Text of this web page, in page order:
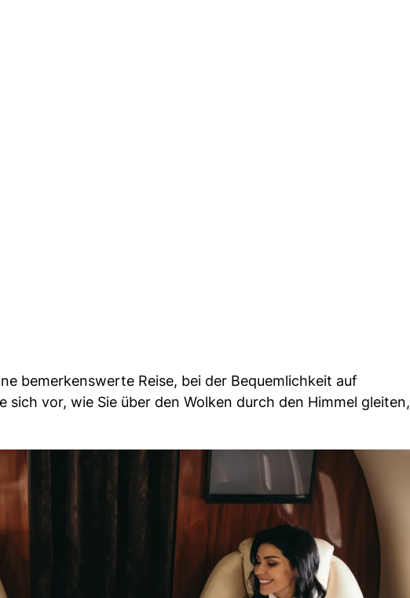
bemerkenswerte Reise, bei der Bequemlichkeit auf
vor, wie Sie über den Wolken durch den Himmel gleiten,